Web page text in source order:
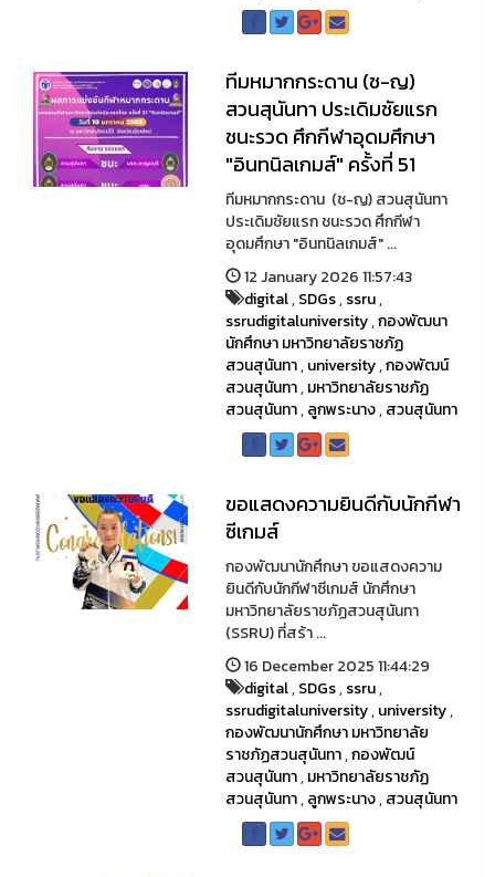
ทีมหมากกระดาน (ช-ญ)
สวนสุนันทา ประเดิมชัยแรก
ชนะรวด ศึกกีฬาอุดมศึกษา
"อินทนิลเกมส์" ครั้งที่ 51
ทีมหมากกระดาน (ช-ญ) สวนสุนันทา
ประเดิมชัยแรก ชนะรวด ศึกกีฬา
อุดมศึกษา "อินทนิลเกมส์" ...
12 January 2026 11:57:43
digital,SDGs,ssru,
ssrudigitaluniversity,กองพัฒนา
นักศึกษา มหาวิทยาลัยราชภัฏ
สวนสุนันทา,university,กองพัฒน์
สวนสุนันทา,มหาวิทยาลัยราชภัฏ
สวนสุนันทา,ลูกพระนาง,สวนสุนันทา
ขอแสดงความยินดีกับนักกีฬา
ซีเกมส์
กองพัฒนานักศึกษา ขอแสดงความ
ยินดีกับนักกีฬาซีเกมส์ นักศึกษา
มหาวิทยาลัยราชภัฏสวนสุนันทา
(SSRU) ที่สร้า ...
16 December 2025 11:44:29
digital,SDGs,ssru,
ssrudigitaluniversity,university,
กองพัฒนานักศึกษา มหาวิทยาลัย
ราชภัฏสวนสุนันทา,กองพัฒน์
สวนสุนันทา,มหาวิทยาลัยราชภัฏ
สวนสุนันทา,ลูกพระนาง,สวนสุนันทา